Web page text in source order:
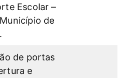
Escolar –
de
de portas
e